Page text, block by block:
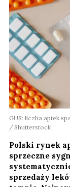
GUS: liczba aptek
Shutterstock
Polski rynek
sprzeczne
sprzedaży